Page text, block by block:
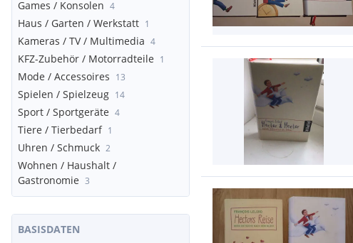
Games / Konsolen 4
Haus / Garten / Werkstatt 1
Kameras / TV / Multimedia 4
KFZ-Zubehör / Motorradteile 1
Mode / Accessoires 13
Spielen / Spielzeug 14
Sport / Sportgeräte 4
Tiere / Tierbedarf 1
Uhren / Schmuck 2
Wohnen / Haushalt /
Gastronomie 3
BASISDATEN